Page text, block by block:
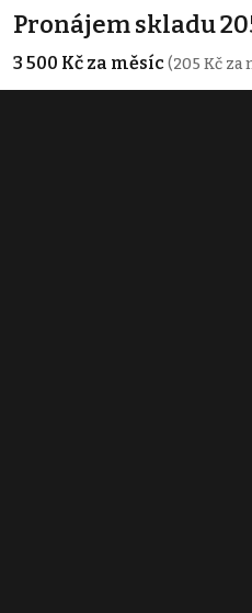
Pronájem skladu
3 500 Kč za měsíc(205 Kč za